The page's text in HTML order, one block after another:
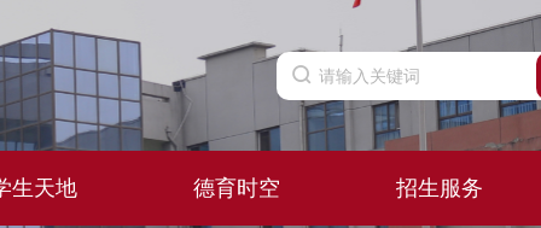
生天地 德育时空 招生服务